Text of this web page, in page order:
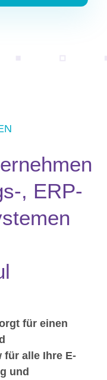
, ERP-
für einen
für alle Ihre E-
und